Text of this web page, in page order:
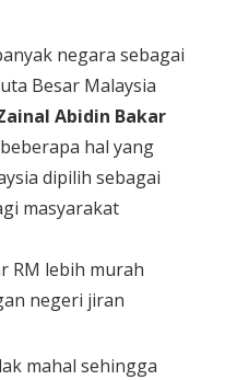
negara sebagai
Besar Malaysia
Abidin Bakar
beberapa hal yang
dipilih sebagai
masyarakat
RM lebih murah
negeri jiran
mahal sehingga